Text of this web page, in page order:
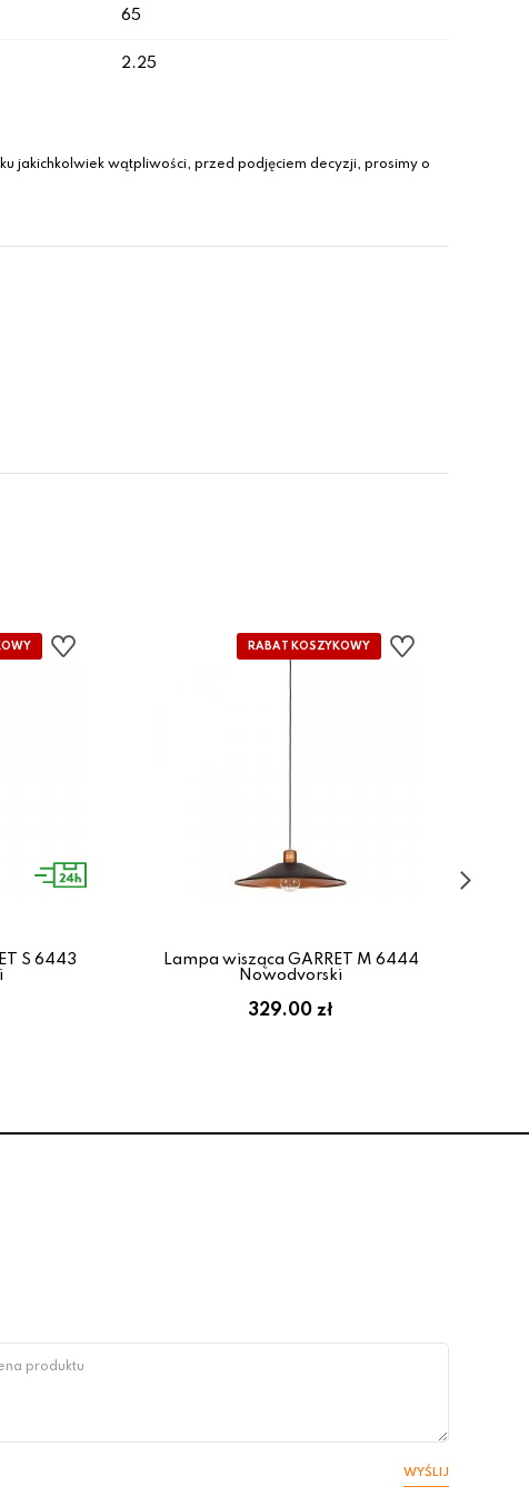
65
2.25
jakichkolwiek wątpliwości, przed podjęciem decyzji, prosimy o
S 6443
Lampa wisząca GARRET M 6444
Nowodvorski
329.00 zł
WYŚLIJ